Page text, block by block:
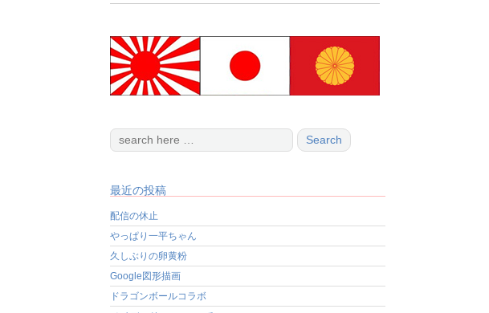
最近の投稿
配信の休止
やっぱり一平ちゃん
久しぶりの卵黄粉
Google図形描画
ドラゴンボールコラボ